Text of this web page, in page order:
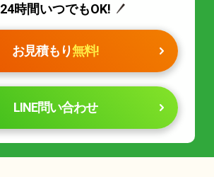
24時間いつでもOK!
お見積もり無料!
LINE問い合わせ